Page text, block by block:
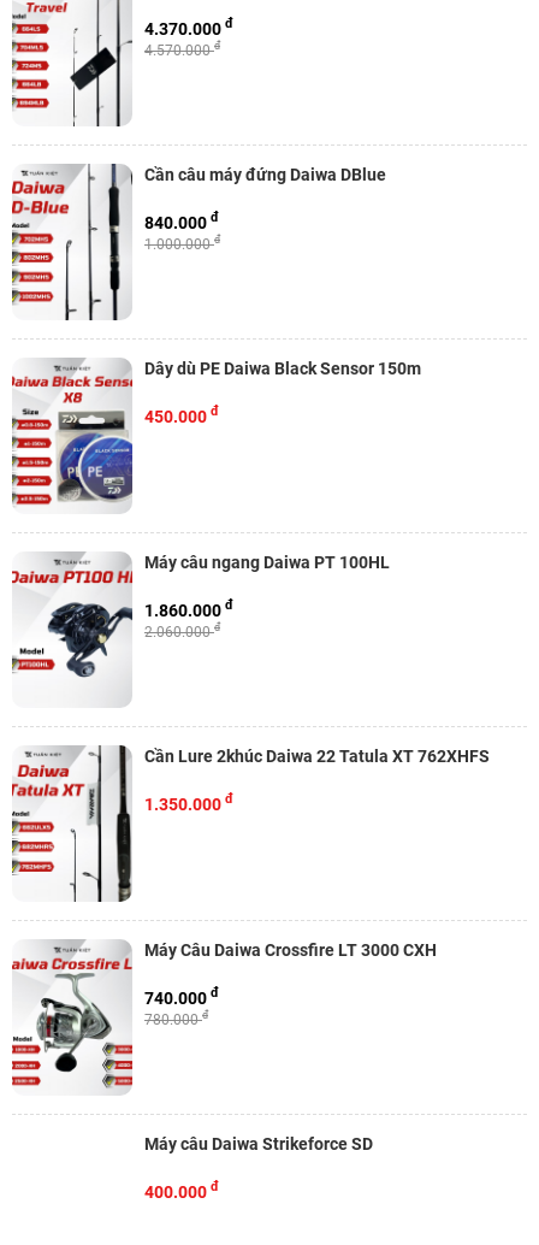
4.570.000đ
4.370.000 đ
Cần câu máy đứng Daiwa DBlue
1.000.000đ
840.000 đ
Dây dù PE Daiwa Black Sensor 150m
450.000 đ
Máy câu ngang Daiwa PT 100HL
2.060.000đ
1.860.000 đ
Cần Lure 2khúc Daiwa 22 Tatula XT 762XHFS
1.350.000 đ
Máy Câu Daiwa Crossfire LT 3000 CXH
780.000đ
740.000 đ
Máy câu Daiwa Strikeforce SD
400.000 đ